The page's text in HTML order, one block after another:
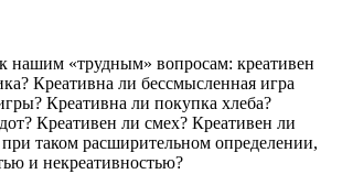
нашим «трудным» вопросам: креативен
Креативна ли бессмысленная игра
Креативна ли покупка хлеба?
Креативен ли смех? Креативен ли
при таком расширительном определении,
и некреативностью?